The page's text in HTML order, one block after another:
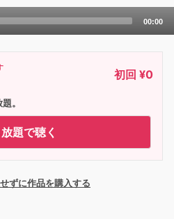
00:00
初回 ¥0
。
題で聴く
ずに作品を購入する